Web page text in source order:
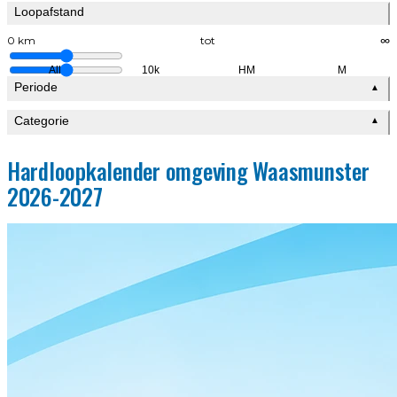
Loopafstand
0 km tot ∞
All 10k HM M
Periode ▲
Categorie ▲
Hardloopkalender omgeving Waasmunster
2026-2027